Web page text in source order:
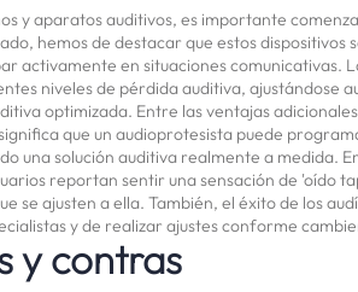
y aparatos auditivos, es importante
hemos de destacar que estos
activamente en situaciones comunicativas.
niveles de pérdida auditiva, ajustándose
optimizada. Entre las ventajas
que un audioprotesista puede
una solución auditiva realmente a medida.
reportan sentir una sensación de 'oído
se ajusten a ella. También, el éxito de los
y de realizar ajustes conforme
y contras